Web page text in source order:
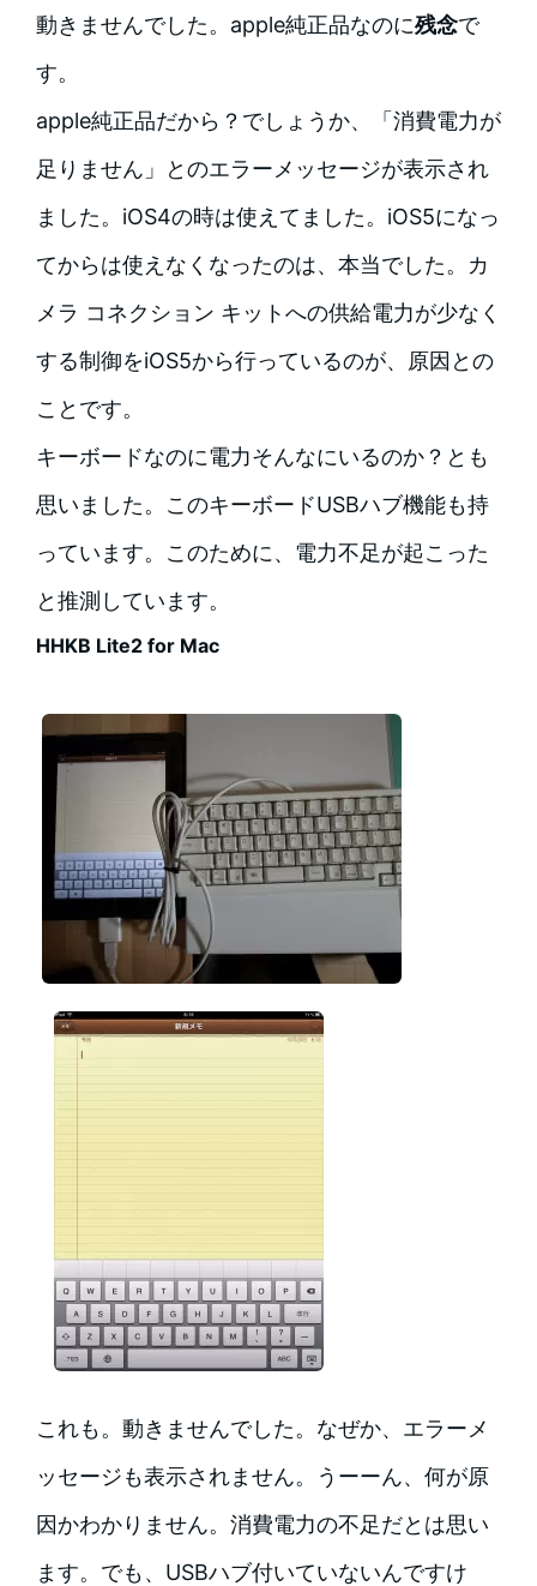
動きませんでした。apple純正品なのに残念で
す。
apple純正品だから？でしょうか、「消費電力が
足りません」とのエラーメッセージが表示され
ました。iOS4の時は使えてました。iOS5になっ
てからは使えなくなったのは、本当でした。カ
メラ コネクション キットへの供給電力が少なく
する制御をiOS5から行っているのが、原因との
ことです。
キーボードなのに電力そんなにいるのか？とも
思いました。このキーボードUSBハブ機能も持
っています。このために、電力不足が起こった
と推測しています。
HHKB Lite2 for Mac
これも。動きませんでした。なぜか、エラーメ
ッセージも表示されません。うーーん、何が原
因かわかりません。消費電力の不足だとは思い
ます。でも、USBハブ付いていないんですけ